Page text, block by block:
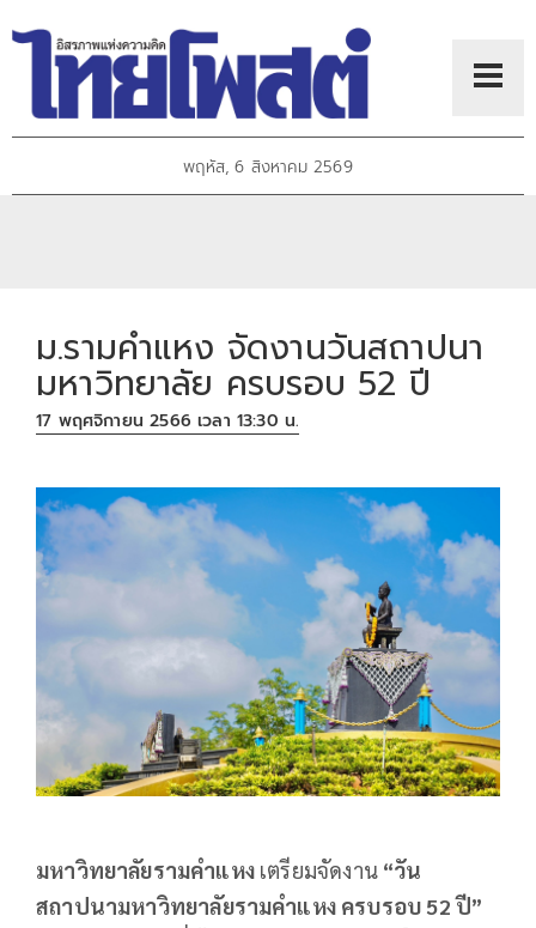
พฤหัส, 6 สิงหาคม 2569
ม.รามคำแหง จัดงานวันสถาปนา
มหาวิทยาลัย ครบรอบ 52 ปี
17 พฤศจิกายน 2566 เวลา 13:30 น.
มหาวิทยาลัยรามคำแหงเตรียมจัดงาน “วัน
สถาปนามหาวิทยาลัยรามคำแหง ครบรอบ 52 ปี”